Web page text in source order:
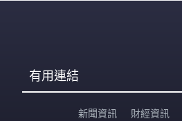
有用連結
新聞資訊 財經資訊